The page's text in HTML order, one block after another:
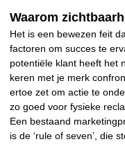
Waarom
Het is een bewezen feit
factoren om succes te
potentiële klant heeft het
keren met je merk
ertoe zet om actie te
zo goed voor fysieke
Een bestaand
is de ‘rule of seven’, die